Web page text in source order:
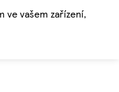
ve vašem zařízení,